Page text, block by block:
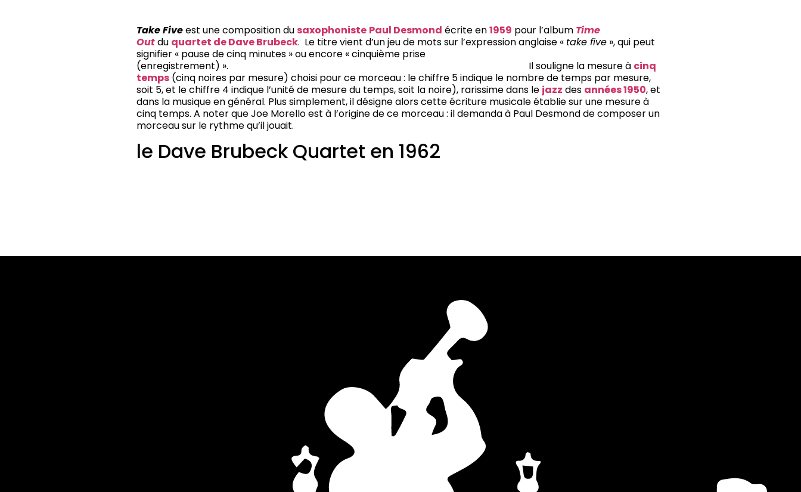
Take Fiveest une composition dusaxophoniste Paul Desmond écrite en1959 pour l’album Time
Outdu quartet de Dave Brubeck. Le titre vient d’un jeu de mots sur l’expression anglaise « take five », qui peut
signifier « pause de cinq minutes » ou encore « cinquième prise
(enregistrement) ». Il souligne la mesure à cinq
temps (cinq noires par mesure) choisi pour ce morceau : le chiffre 5 indique le nombre de temps par mesure,
soit 5, et le chiffre 4 indique l’unité de mesure du temps, soit la noire), rarissime dans le jazz des années 1950, et
dans la musique en général. Plus simplement, il désigne alors cette écriture musicale établie sur une mesure à
cinq temps. A noter que Joe Morello est à l’origine de ce morceau : il demanda à Paul Desmond de composer un
morceau sur le rythme qu’il jouait.
le Dave Brubeck Quartet en 1962